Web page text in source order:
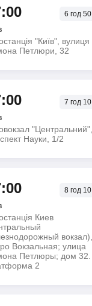
6 год50
"Київ", вулиця
Петлюри, 32
7 год10
"Центральний",
Науки, 1/2
8 год10
Киев
вокзал),
Вокзальная; улица
Петлюры; дом 32.
2